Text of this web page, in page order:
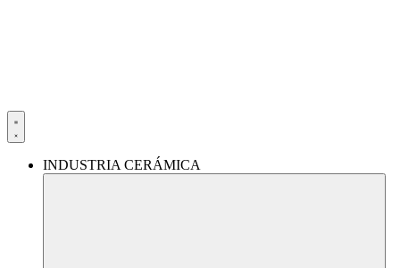
INDUSTRIA CERÁMICA